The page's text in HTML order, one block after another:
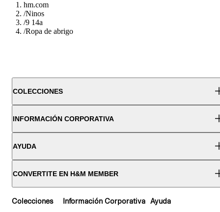
hm.com
/Ninos
/9 14a
/Ropa de abrigo
COLECCIONES
INFORMACIÓN CORPORATIVA
AYUDA
CONVERTITE EN H&M MEMBER
Colecciones Información Corporativa Ayuda